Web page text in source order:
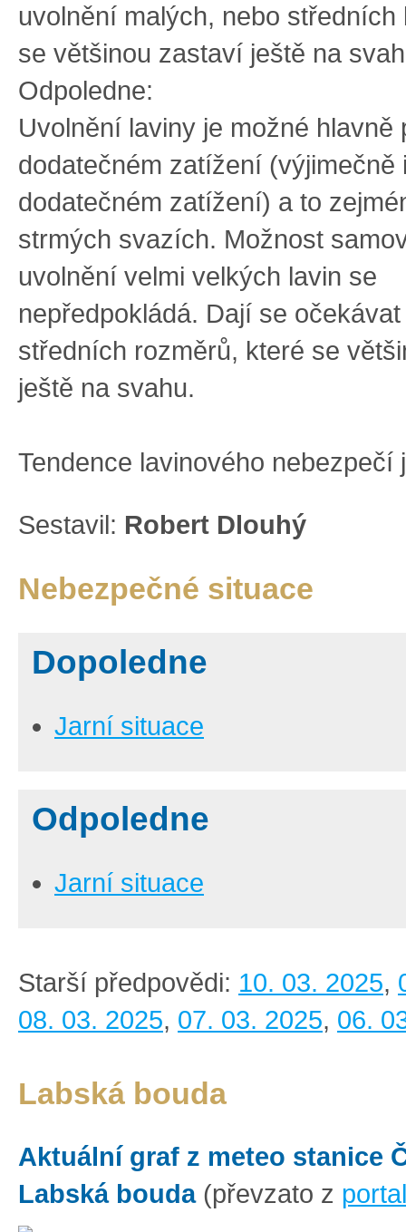
uvolnění malých, nebo středních
se většinou zastaví ještě na
Odpoledne:
Uvolnění laviny je možné hlavně
dodatečném zatížení (výjimečně
dodatečném zatížení) a to
strmých svazích. Možnost
uvolnění velmi velkých lavin se
nepředpokládá. Dají se
středních rozměrů, které se
ještě na svahu.
Tendence lavinového nebezpečí
Sestavil: Robert Dlouhý
Nebezpečné situace
Dopoledne
Jarní situace
Odpoledne
Jarní situace
Starší předpovědi: 10. 03. 2025,
08. 03. 2025, 07. 03. 2025, 06.
Labská bouda
Aktuální graf z meteo stanice
Labská bouda(převzato z